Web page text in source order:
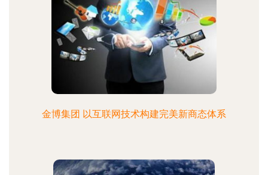
金博集团 以互联网技术构建完美新商态体系